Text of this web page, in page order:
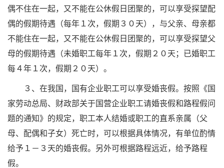
偶不住在一起，又不能在公休假日团聚的，可以享受探望配
偶的假期待遇（每年１次，假期３０天），与父亲、母亲都
不能住在一起，又不能在公休假日团聚的，可以享受探望父
母的假期待遇（未婚职工每年１次，假期２０天；已婚职工
每４年１次，假期２０天）。
３、在我国，国有企业职工可以享受婚丧假。按照《国
家劳动总局、财政部关于国营企业职工请婚丧假和路程假问
题的通知》的规定，职工本人结婚或职工的直系亲属（父
母、配偶和子女）死亡时，可以根据具体情况，有单位酌情
给予１－３天的婚丧假。另外可根据路程远近，给予路程
假。